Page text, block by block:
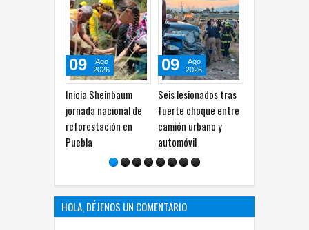
Inicia Sheinbaum
jornada nacional de
reforestación en
Ago
2026
Seis lesionados tras
fuerte choque entre
camión urbano y
automóvil
09
Ago
2026
Respetar horario
laboral pesa más que
09
HOLA, DÉJENOS UN COMENTARIO